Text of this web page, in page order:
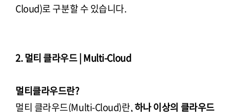
Cloud)로 구분할 수 있습니다.
2. 멀티 클라우드 | Multi-Cloud
멀티클라우드란?
멀티 클라우드(Multi-Cloud)란,하나 이상의 클라우드